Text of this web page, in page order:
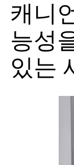
캐니
능성
있는